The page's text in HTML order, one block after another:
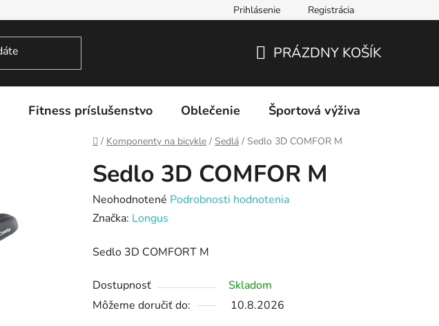
Prihlásenie Registrácia
KOŠÍK
PRÁZDNY KOŠÍK
Fitness príslušenstvo Oblečenie Športová výživa
Domov
/ Komponenty na bicykle / Sedlá / Sedlo 3D COMFOR M
Sedlo 3D COMFOR M
Priemerné
hodnotenie
je
z
5
Neohodnotené Podrobnosti hodnotenia
Značka: Longus
Sedlo 3D COMFORT M
Dostupnosť
Skladom
Môžeme doručiť do:
10.8.2026